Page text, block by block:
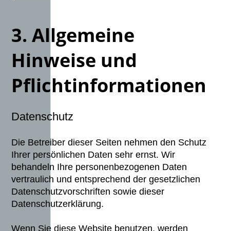
3. Allgemeine
Hinweise und
Pflichtinformationen
Datenschutz
Die Betreiber dieser Seiten nehmen den Schutz
Ihrer persönlichen Daten sehr ernst. Wir
behandeln Ihre personenbezogenen Daten
vertraulich und entsprechend der gesetzlichen
Datenschutzvorschriften sowie dieser
Datenschutzerklärung.
Wenn Sie diese Website benutzen, werden